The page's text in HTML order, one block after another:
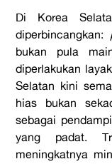
Di Korea
diperbincangkan:
bukan pula
diperlakukan
Selatan kini
hias bukan
sebagai
yang padat.
meningkatnya